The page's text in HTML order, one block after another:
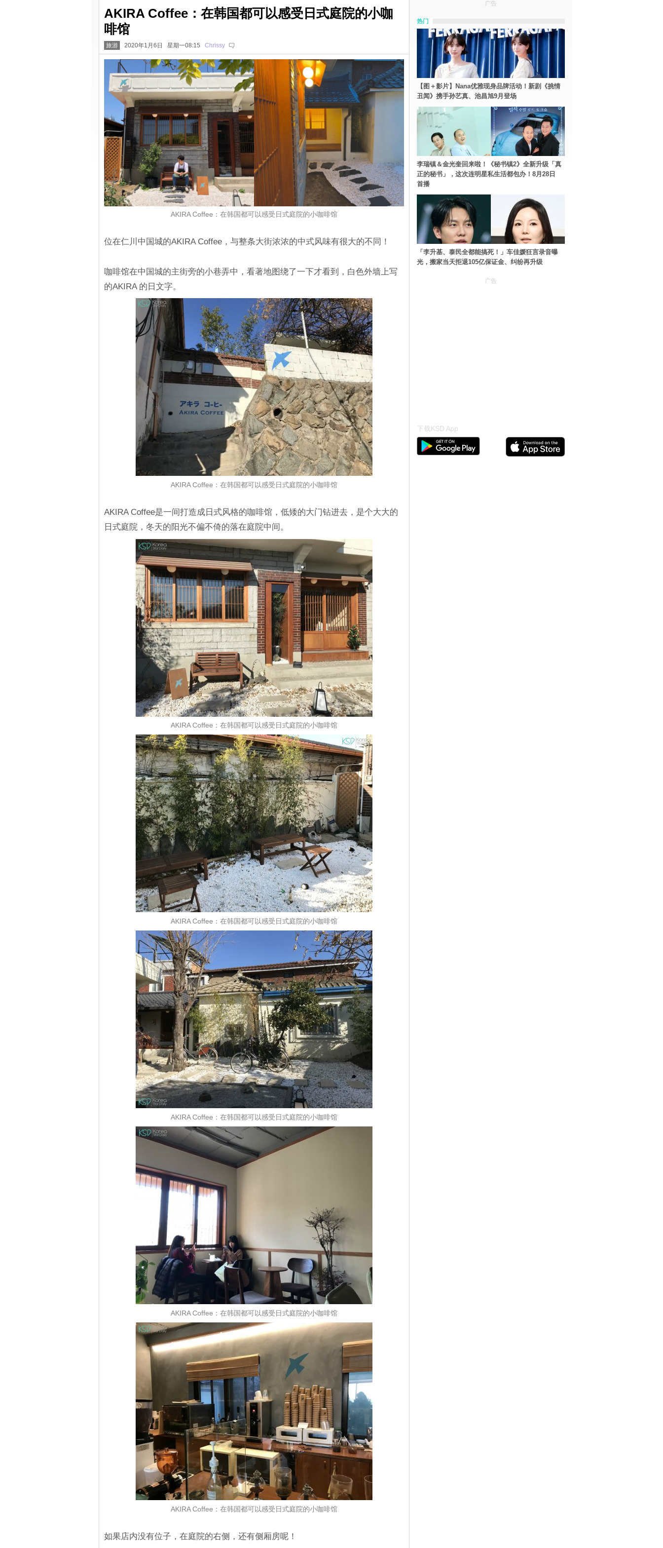
AKIRA Coffee：在韩国都可以感受日式庭院的小咖
啡馆
旅游 2020年1月6日 星期一08:15 Chrissy
AKIRA Coffee：在韩国都可以感受日式庭院的小咖啡馆
位在仁川中国城的AKIRA Coffee，与整条大街浓浓的中式风味有很大的不同！
咖啡馆在中国城的主街旁的小巷弄中，看著地图绕了一下才看到，白色外墙上写
的AKIRA 的日文字。
AKIRA Coffee：在韩国都可以感受日式庭院的小咖啡馆
AKIRA Coffee是一间打造成日式风格的咖啡馆，低矮的大门钻进去，是个大大的
日式庭院，冬天的阳光不偏不倚的落在庭院中间。
AKIRA Coffee：在韩国都可以感受日式庭院的小咖啡馆
AKIRA Coffee：在韩国都可以感受日式庭院的小咖啡馆
AKIRA Coffee：在韩国都可以感受日式庭院的小咖啡馆
AKIRA Coffee：在韩国都可以感受日式庭院的小咖啡馆
AKIRA Coffee：在韩国都可以感受日式庭院的小咖啡馆
如果店内没有位子，在庭院的右侧，还有侧厢房呢！
广告
热门
【图＋影片】Nana优雅现身品牌活动！新剧《挑情
丑闻》携手孙艺真、池昌旭9月登场
李瑞镇＆金光奎回来啦！《秘书镇2》全新升级「真
正的秘书」，这次连明星私生活都包办！8月28日
首播
「李升基、泰民全都能搞死！」车佳媛狂言录音曝
光，搬家当天拒退105亿保证金、纠纷再升级
广告
下载KSD App